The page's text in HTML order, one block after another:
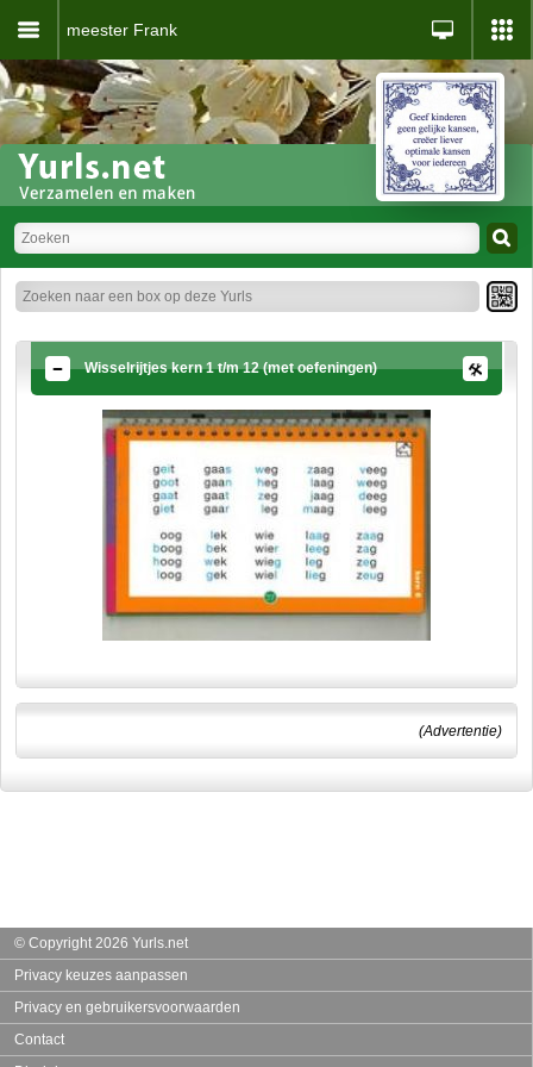
meester Frank
Wisselrijtjes kern 1 t/m 12 (met oefeningen)
(Advertentie)
© Copyright 2026 Yurls.net
Privacy keuzes aanpassen
Privacy en gebruikersvoorwaarden
Contact